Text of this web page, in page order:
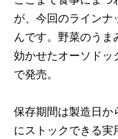
が、今回のラインナ
んです。野菜のうま
効かせたオーソドッ
で発売。
保存期間は製造日か
にストックできる実